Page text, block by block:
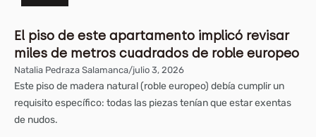
El piso de este apartamento implicó revisar
miles de metros cuadrados de roble europeo
Natalia Pedraza Salamanca/julio 3, 2026
Este piso de madera natural (roble europeo) debía cumplir un
requisito específico: todas las piezas tenían que estar exentas
de nudos.